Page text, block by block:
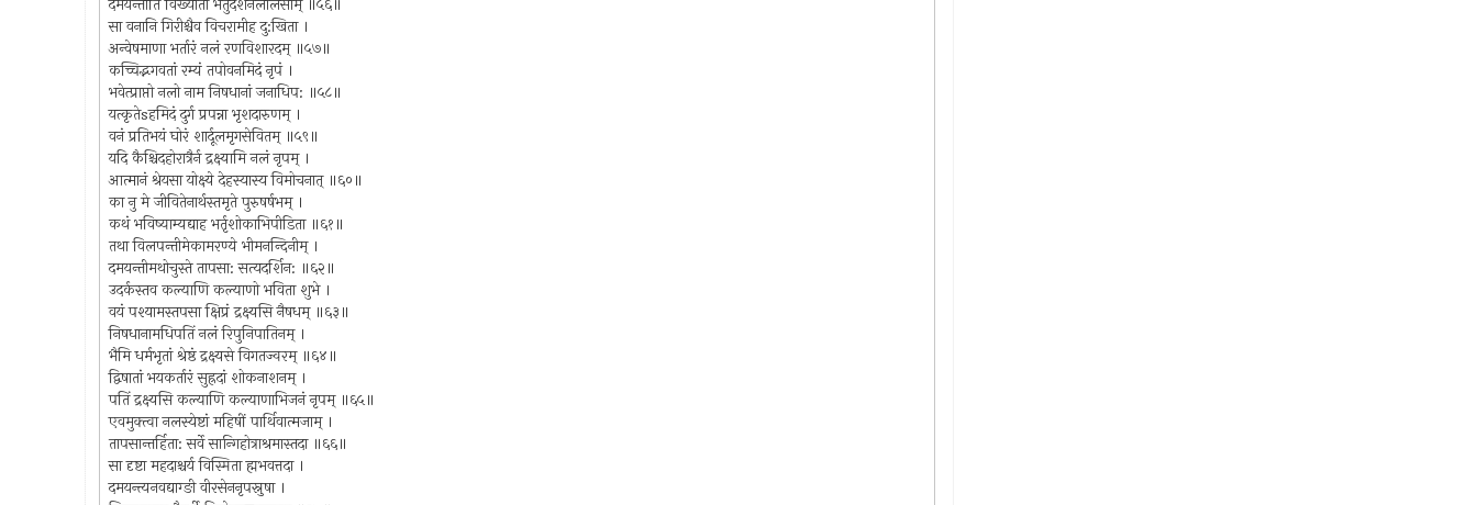
सा वनानि गिरीश्चैव विचरामीह दु:खिता ।
अन्वेषमाणा भर्तारं नलं रणविशारदम् ॥५७॥
कच्चिद्भगवतां रम्यं तपोवनमिदं नृपं ।
भवेत्प्राप्तो नलो नाम निषधानां जनाधिप: ॥५८॥
यत्कृतेsहमिदं दुर्ग प्रपन्ना भृशदारुणम् ।
वनं प्रतिभयं घोरं शार्दूलमृगसेवितम् ॥५९॥
यदि कैश्चिदहोरात्रैर्न द्रक्ष्यामि नलं नृपम् ।
आत्मानं श्रेयसा योक्ष्ये देहस्यास्य विमोचनात् ॥६०॥
का नु मे जीवितेनार्थस्तमृते पुरुषर्षभम् ।
कथं भविष्याम्यद्याह भर्तृशोकाभिपीडिता ॥६१॥
तथा विलपन्तीमेकामरण्ये भीमनन्दिनीम् ।
दमयन्तीमथोचुस्ते तापसा: सत्यदर्शिन: ॥६२॥
उदर्कस्तव कल्याणि कल्याणो भविता शुभे ।
वयं पश्यामस्तपसा क्षिप्रं द्रक्ष्यसि नैषधम् ॥६३॥
निषधानामधिपतिं नलं रिपुनिपातिनम् ।
भैमि धर्मभृतां श्रेष्ठं द्रक्ष्यसे विगतज्वरम् ॥६४॥
द्विषातां भयकर्तारं सुह्रदां शोकनाशनम् ।
पतिं द्रक्ष्यसि कल्याणि कल्याणाभिजनं नृपम् ॥६५॥
एवमुक्त्वा नलस्येष्टां महिषीं पार्थिवात्मजाम् ।
तापसान्तर्हिता: सर्वे सान्गिहोत्राश्रमास्तदा ॥६६॥
सा दृष्टा महदाश्चर्य विस्मिता ह्मभवत्तदा ।
दमयन्त्यनवद्याग्ङी वीरसेननृपस्नुषा ।